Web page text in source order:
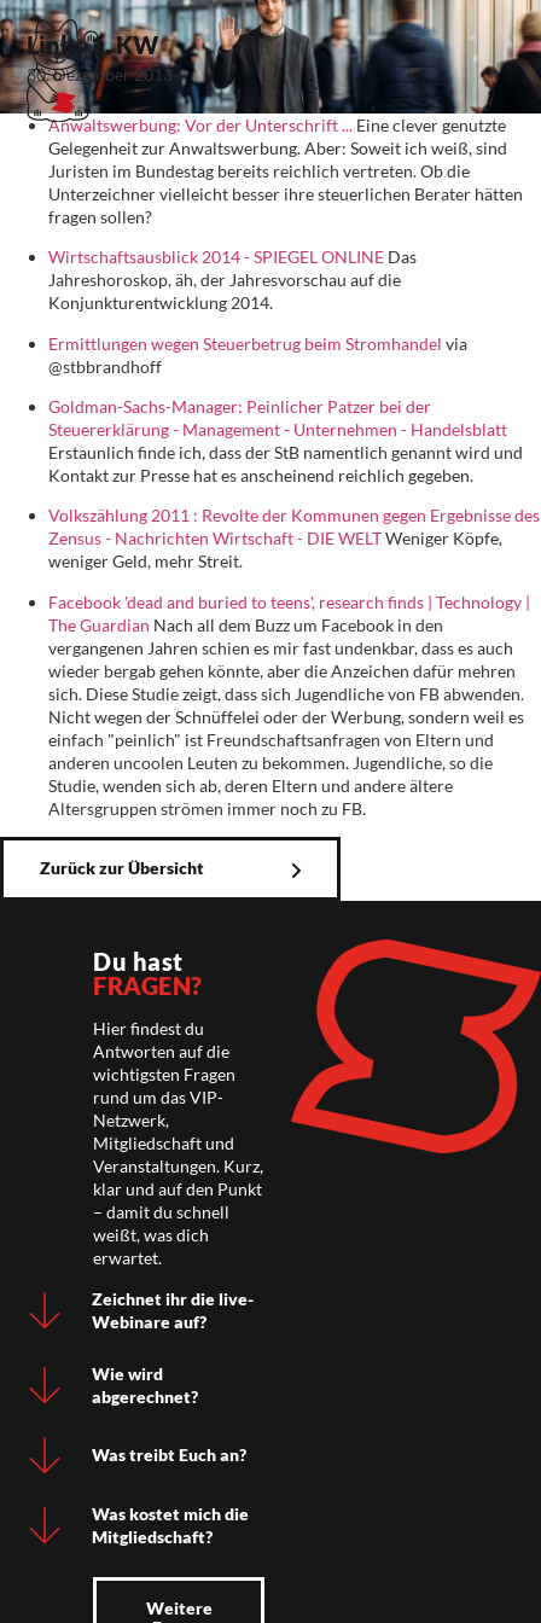
Links 1. KW
30. Dezember 2013
Anwaltswerbung: Vor der Unterschrift ... Eine clever genutzte
Gelegenheit zur Anwaltswerbung. Aber: Soweit ich weiß, sind
Juristen im Bundestag bereits reichlich vertreten. Ob die
Unterzeichner vielleicht besser ihre steuerlichen Berater hätten
fragen sollen?
Wirtschaftsausblick 2014 - SPIEGEL ONLINE Das
Jahreshoroskop, äh, der Jahresvorschau auf die
Konjunkturentwicklung 2014.
Ermittlungen wegen Steuerbetrug beim Stromhandel via
@stbbrandhoff
Goldman-Sachs-Manager: Peinlicher Patzer bei der
Steuererklärung - Management - Unternehmen - Handelsblatt
Erstaunlich finde ich, dass der StB namentlich genannt wird und
Kontakt zur Presse hat es anscheinend reichlich gegeben.
Volkszählung 2011 : Revolte der Kommunen gegen Ergebnisse des
Zensus - Nachrichten Wirtschaft - DIE WELTWeniger Köpfe,
weniger Geld, mehr Streit.
Facebook 'dead and buried to teens', research finds | Technology |
The Guardian Nach all dem Buzz um Facebook in den
vergangenen Jahren schien es mir fast undenkbar, dass es auch
wieder bergab gehen könnte, aber die Anzeichen dafür mehren
sich. Diese Studie zeigt, dass sich Jugendliche von FB abwenden.
Nicht wegen der Schnüffelei oder der Werbung, sondern weil es
einfach "peinlich" ist Freundschaftsanfragen von Eltern und
anderen uncoolen Leuten zu bekommen. Jugendliche, so die
Studie, wenden sich ab, deren Eltern und andere ältere
Altersgruppen strömen immer noch zu FB.
Zurück zur Übersicht
Du hast
FRAGEN?
Hier findest du
Antworten auf die
wichtigsten Fragen
rund um das VIP-
Netzwerk,
Mitgliedschaft und
Veranstaltungen. Kurz,
klar und auf den Punkt
– damit du schnell
weißt, was dich
erwartet.
Zeichnet ihr die live-
Webinare auf?
Wie wird
abgerechnet?
Was treibt Euch an?
Was kostet mich die
Mitgliedschaft?
Weitere